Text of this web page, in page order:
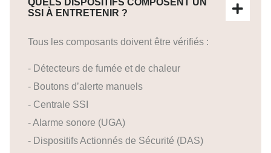
SSI À ENTRETENIR ?
Tous les composants doivent être vérifiés :
- Détecteurs de fumée et de chaleur
- Boutons d’alerte manuels
- Centrale SSI
- Alarme sonore (UGA)
- Dispositifs Actionnés de Sécurité (DAS)